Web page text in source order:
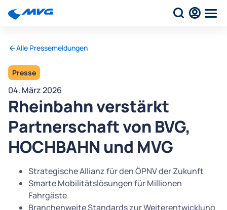
Alle Pressemeldungen
Presse
04. März 2026
Rheinbahn verstärkt
Partnerschaft von BVG,
HOCHBAHN und MVG
Strategische Allianz für den ÖPNV der Zukunft
Smarte Mobilitätslösungen für Millionen
Fahrgäste
Branchenweite Standards zur Weiterentwicklung